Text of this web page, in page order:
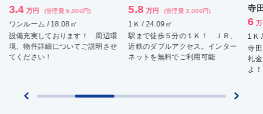
3.4 万円 (管理費 6,000円)
ワンルーム / 18.08㎡
設備充実しております！ 周辺環
境、物件詳細についてご説明させ
てください！
5.8 万円 (管理費 3,000円)
1Ｋ / 24.09㎡
駅まで徒歩５分の１Ｋ！ ＪＲ、
近鉄のダブルアクセス。インター
ネットを無料でご利用可能
寺
6
1Ｋ
寺
礼
よ！